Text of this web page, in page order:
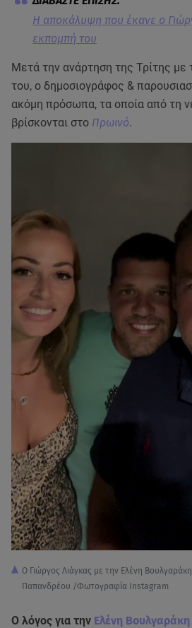
Η αποκάλυψη που έκανε ο
εκπομπή του
Μετά την ανάρτηση της Τρίτης με
του, ο δημοσιογράφος &
ακόμη πρόσωπα, τα οποία από τη
βρίσκονται στο Πρωινό.
Ο Γιώργος Λιάγκας με την Ελένη
Παπανδρέου /Φωτογραφία Instagram
Ο λόγος για την Ελένη Βουλγαράκη